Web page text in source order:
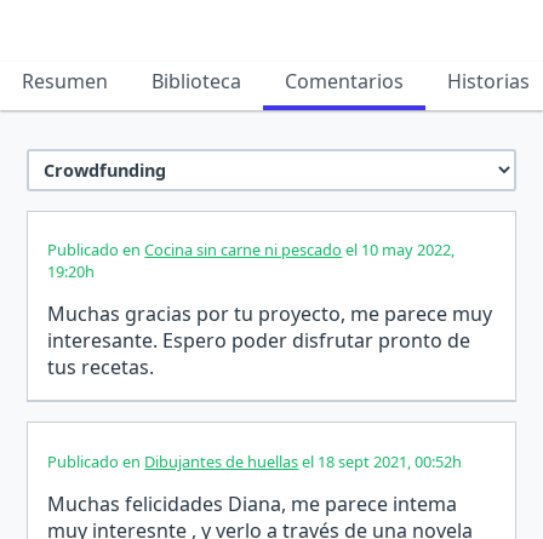
Resumen Biblioteca Comentarios Historias
Publicado enCocina sin carne ni pescado el 10 may 2022,
19:20h
Muchas gracias por tu proyecto, me parece muy
interesante. Espero poder disfrutar pronto de
tus recetas.
Publicado en Dibujantes de huellasel 18 sept 2021, 00:52h
Muchas felicidades Diana, me parece intema
muy interesnte , y verlo a través de una novela